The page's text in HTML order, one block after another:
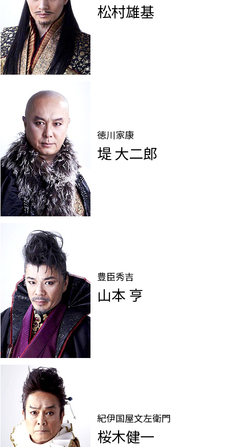
松村雄基
徳川家康
堤 大二郎
豊臣秀吉
山本 亨
紀伊国屋文左衛門
桜木健一